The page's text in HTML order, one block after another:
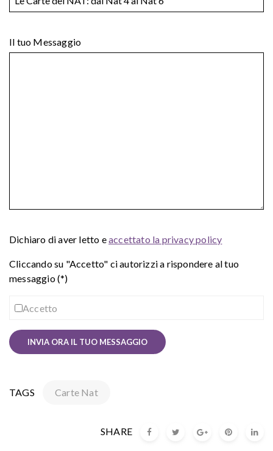
Il tuo Messaggio
Dichiaro di aver letto eaccettato la privacy policy
Cliccando su "Accetto" ci autorizzi a rispondere al tuo
messaggio (*)
Accetto
TAGS Carte Nat
SHARE